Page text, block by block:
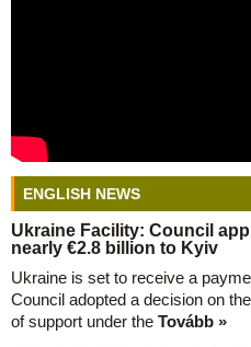
ENGLISH NEWS
Ukraine Facility: Council
nearly €2.8 billion to Kyiv
Ukraine is set to receive a
Council adopted a decision on
of support under the Tovább »